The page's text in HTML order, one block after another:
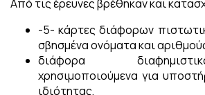
Από τις έρευνες βρέθηκαν και
-5- κάρτες διάφορων
σβησμένα ονόματα και
διάφορα
χρησιμοποιούμενα για
ιδιότητας,